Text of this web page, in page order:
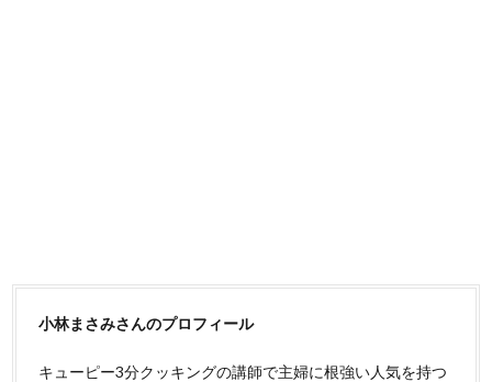
小林まさみさんのプロフィール
キューピー3分クッキングの講師で主婦に根強い人気を持つ